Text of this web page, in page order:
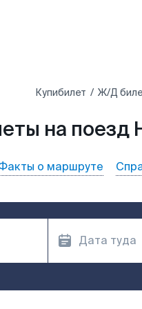
Купибилет Ж/Д
на поезд
о маршруте